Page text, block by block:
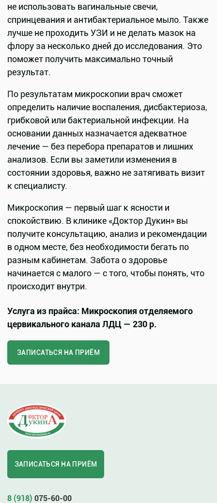
не использовать вагинальные свечи,
спринцевания и антибактериальное мыло. Также
лучше не проходить УЗИ и не делать мазок на
флору за несколько дней до исследования. Это
поможет получить максимально точный
результат.
По результатам микроскопии врач сможет
определить наличие воспаления, дисбактериоза,
грибковой или бактериальной инфекции. На
основании данных назначается адекватное
лечение — без перебора препаратов и лишних
анализов. Если вы заметили изменения в
состоянии здоровья, важно не затягивать визит
к специалисту.
Микроскопия — первый шаг к ясности и
спокойствию. В клинике «Доктор Дукин» вы
получите консультацию, анализ и рекомендации
в одном месте, без необходимости бегать по
разным кабинетам. Забота о здоровье
начинается с малого — с того, чтобы понять, что
происходит внутри.
Услуга из прайса: Микроскопия отделяемого
цервикального канала ЛДЦ — 230 р.
ЗАПИСАТЬСЯ НА ПРИЁМ
ЗАПИСАТЬСЯ НА ПРИЁМ
8 (918) 075-60-00